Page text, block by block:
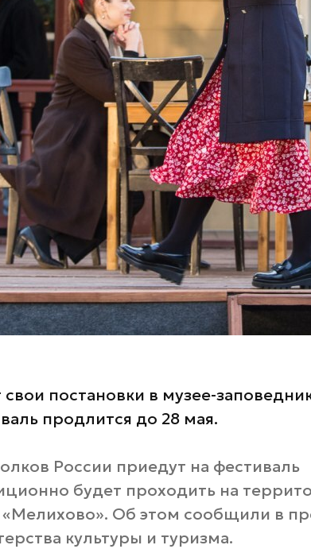
постановки в музее-
продлится до 28 мая.
России приедут на фестиваль
будет проходить на
«Мелихово». Об этом сообщили в
культуры и туризма.